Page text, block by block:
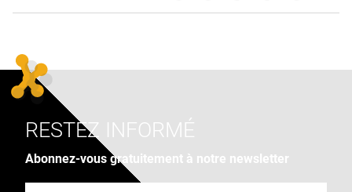
RESTEZ INFORMÉ
Abonnez-vous gratuitement à notre newsletter